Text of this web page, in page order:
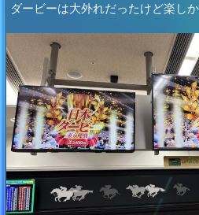
ダービーは大外れだったけど楽しか